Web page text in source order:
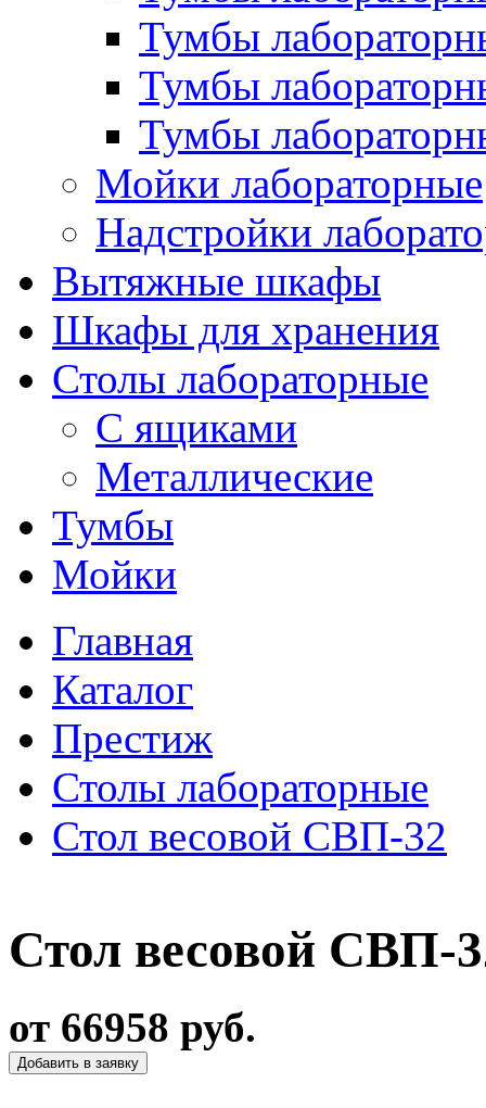
Тумбы
Тумбы
Тумбы
Мойки лабораторные
Надстройки
Вытяжные шкафы
Шкафы для хранения
Столы лабораторные
С ящиками
Металлические
Тумбы
Мойки
Главная
Каталог
Престиж
Столы лабораторные
Стол весовой СВП-32
Стол весовой СВП-
от 66958 руб.
Добавить в заявку